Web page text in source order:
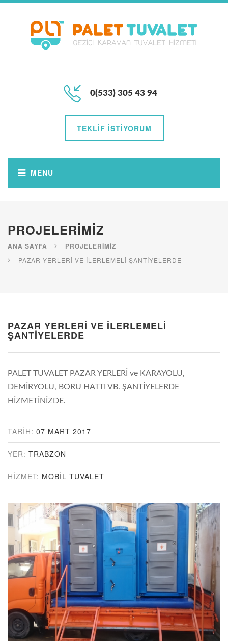
0(533) 305 43 94
TEKLIF İSTIYORUM
PROJELERIMIZ
ANA SAYFA PROJELERIMIZ
PAZAR YERLERI VE ILERLEMELI ŞANTIYELERDE
PAZAR YERLERI VE ILERLEMELI
ŞANTIYELERDE
PALET TUVALET PAZAR YERLERİ ve KARAYOLU,
DEMİRYOLU, BORU HATTI VB. ŞANTİYELERDE
HİZMETİNİZDE.
TARIH: 07 MART 2017
YER: TRABZON
HIZMET: MOBİL TUVALET